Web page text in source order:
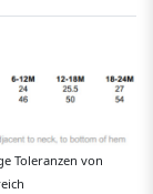
Toleranzen von